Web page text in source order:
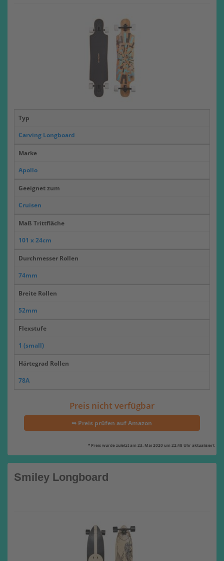
Typ
Carving Longboard
Marke
Apollo
Geeignet zum
Cruisen
Maß Trittfläche
101 x 24cm
Durchmesser Rollen
74mm
Breite Rollen
52mm
Flexstufe
1 (small)
Härtegrad Rollen
78A
Preis nicht verfügbar
➥ Preis prüfen auf Amazon
* Preis wurde zuletzt am 23. Mai 2020 um 22:48 Uhr aktualisiert
Smiley Longboard